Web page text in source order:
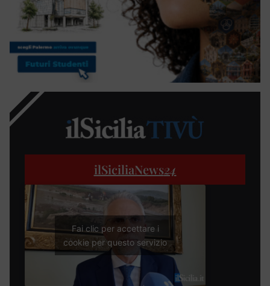
ilSiciliaNews24
Fai clic per accettare i
cookie per questo servizio